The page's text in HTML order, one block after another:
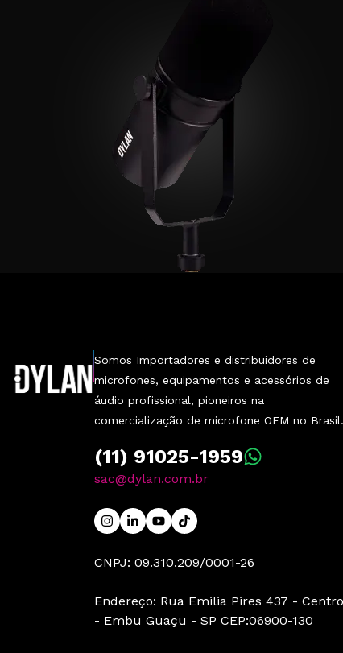
Somos Importadores e distribuidores de
microfones, equipamentos e acessórios de
áudio profissional, pioneiros na
comercialização de microfone OEM no Brasil.
(11) 91025-1959
sac@dylan.com.br
CNPJ: 09.310.209/0001-26
Endereço: Rua Emilia Pires 437 - Centro
- Embu Guaçu - SP CEP:06900-130